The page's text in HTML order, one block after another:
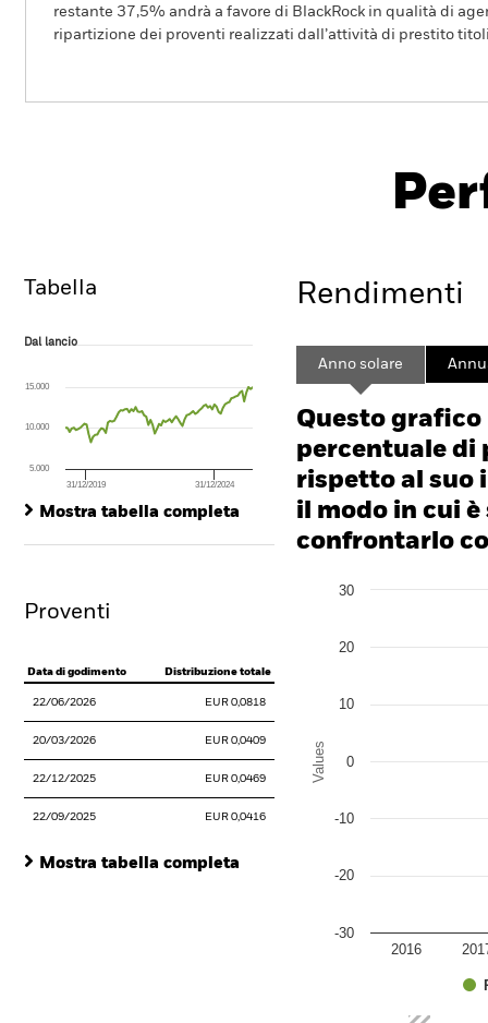
restante 37,5% andrà a favore di BlackRock in qualità di
ripartizione dei proventi realizzati dall’attività di prestito
Tabella
Dal lancio
The chart has 1 Y axis displaying values. Range: -50 to 100.
Dal lancio
31/12/2019 31/12/2024
5.000
10.000
15.000
Mostra tabella completa
Proventi
Data di godimento Distribuzione totale
22/06/2026 EUR 0,0818
20/03/2026 EUR 0,0409
22/12/2025 EUR 0,0469
22/09/2025 EUR 0,0416
Mostra tabella completa
Rendimenti
Anno solare
Questo
percentuale di
rispetto al suo
il modo in cui
confrontarlo
Bar chart with 2 data
Values
2016
-30
-20
-10
0
10
20
30